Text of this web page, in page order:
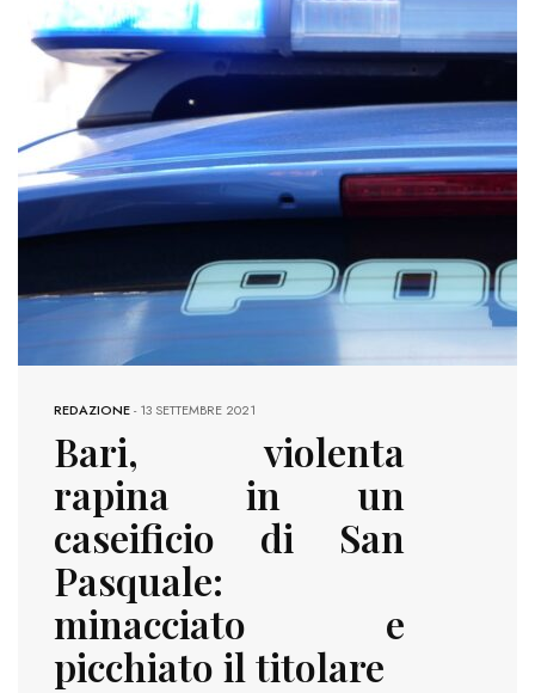
REDAZIONE-13 SETTEMBRE 2021
Bari, violenta
rapina in un
caseificio di San
Pasquale:
minacciato e
picchiato il titolare